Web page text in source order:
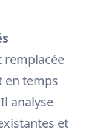
remplacée
en temps
analyse
et